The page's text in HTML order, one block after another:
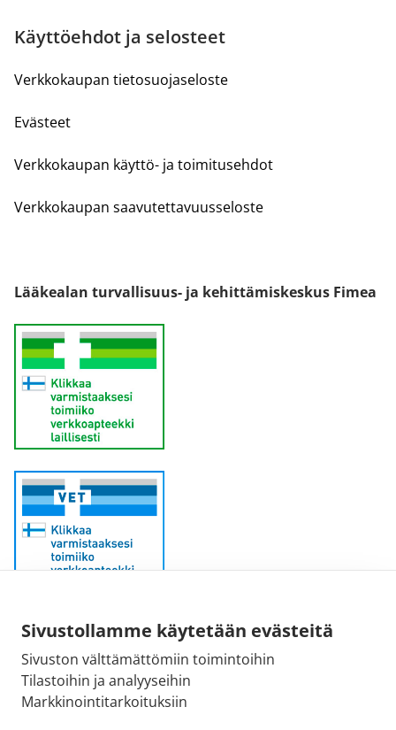
Sivustollamme käytetään evästeitä
Sivuston välttämättömiin toimintoihin
Tilastoihin ja analyyseihin
Markkinointitarkoituksiin
Käyttöehdot ja selosteet
Verkkokaupan tietosuojaseloste
Evästeet
Verkkokaupan käyttö- ja toimitusehdot
Verkkokaupan saavutettavuusseloste
Lääkealan turvallisuus- ja kehittämiskeskus Fimea
Sähköpostiosoite:
kirjaamo@fimea.fi
Fimean vaihde:
029 522 3341